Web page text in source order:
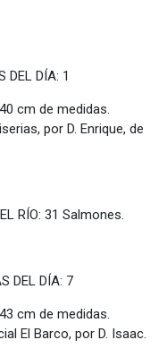
DÍA: 1
cm de medidas.
por D. Enrique, de
Salmones.
DÍA: 7
cm de medidas.
El Barco, por D. Isaac.